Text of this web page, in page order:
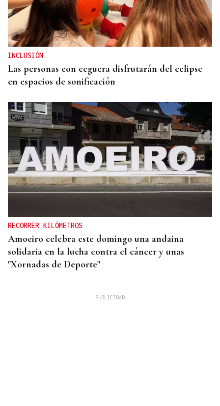
INCLUSIÓN
Las personas con ceguera disfrutarán del eclipse
en espacios de sonificación
RECORRER KILÓMETROS
Amoeiro celebra este domingo una andaina
solidaria en la lucha contra el cáncer y unas
"Xornadas de Deporte"